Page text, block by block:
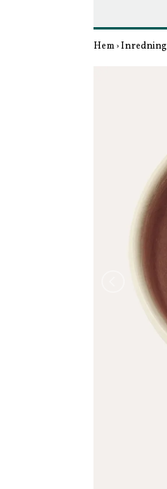
Hem›Inredning